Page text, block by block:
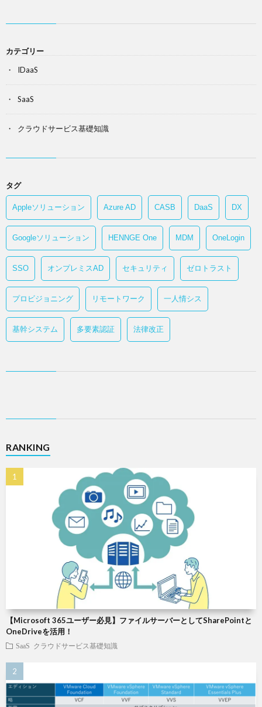
カテゴリー
IDaaS
SaaS
クラウドサービス基礎知識
タグ
Appleソリューション Azure AD CASB DaaS DX
Googleソリューション HENNGE One MDM OneLogin
SSO オンプレミスAD セキュリティ ゼロトラスト
プロビジョニング リモートワーク 一人情シス
基幹システム 多要素認証 法律改正
RANKING
【Microsoft 365ユーザー必見】ファイルサーバーとしてSharePointと
OneDriveを活用！
SaaS クラウドサービス基礎知識